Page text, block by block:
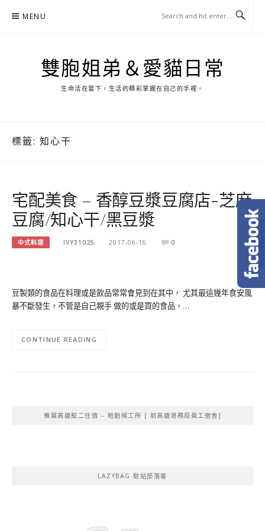
MENU
雙胞姐弟＆愛貓日常
生命活在當下，生活的精彩掌握在自己的手裡。
標籤: 知心干
宅配美食 – 香醇豆漿豆腐店-芝麻
豆腐/知心干/黑豆漿
中式料理 IVY31025 2017-06-16 0
豆製類的食品在料理或是飲品常常會見到在其中， 尤其最這幾年食安風
暴不斷發生，不管是自己親手 做的或是買的食品，…
CONTINUE READING
推薦高雄駁二住宿 – 帕鉑候工所 [ 前高雄港務局員工宿舍]
LAZYBAG 駐站部落客